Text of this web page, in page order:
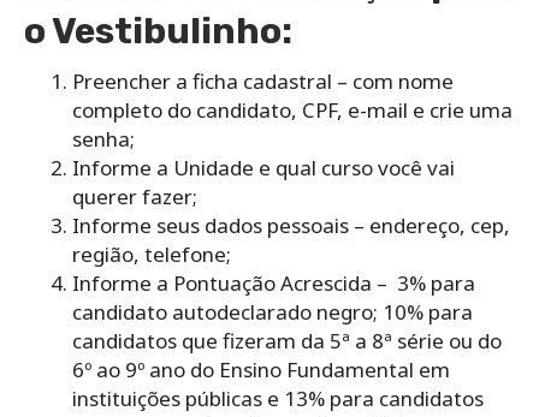
o Vestibulinho:
Preencher a ficha cadastral – com nome
completo do candidato, CPF, e-mail e crie uma
senha;
Informe a Unidade e qual curso você vai
querer fazer;
Informe seus dados pessoais – endereço, cep,
região, telefone;
Informe a Pontuação Acrescida – 3% para
candidato autodeclarado negro; 10% para
candidatos que fizeram da 5ª a 8ª série ou do
6º ao 9º ano do Ensino Fundamental em
instituições públicas e 13% para candidatos